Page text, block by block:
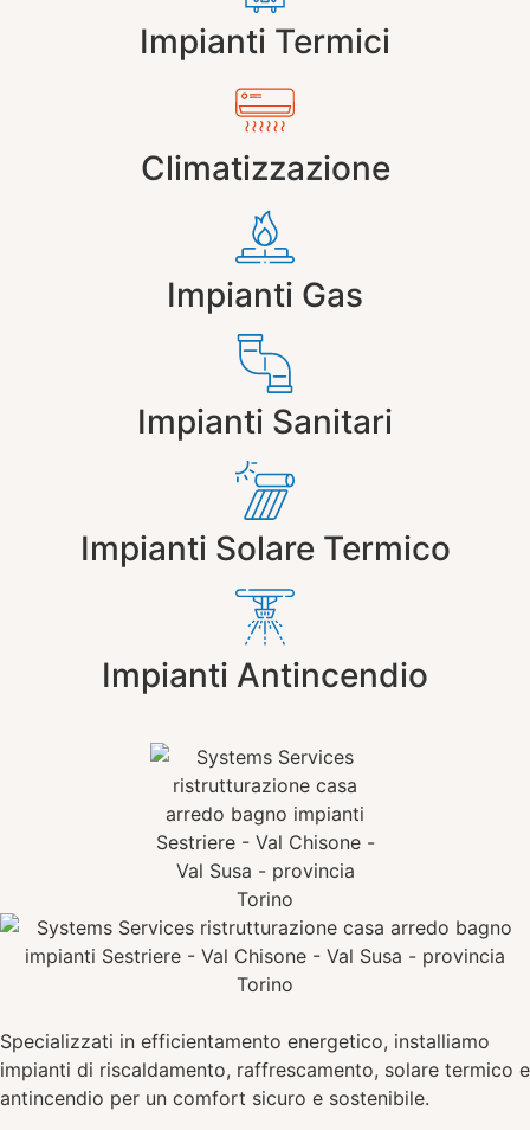
Impianti Termici
Climatizzazione
Impianti Gas
Impianti Sanitari
Impianti Solare Termico
Impianti Antincendio
Specializzati in efficientamento energetico, installiamo
impianti di riscaldamento, raffrescamento, solare termico e
antincendio per un comfort sicuro e sostenibile.